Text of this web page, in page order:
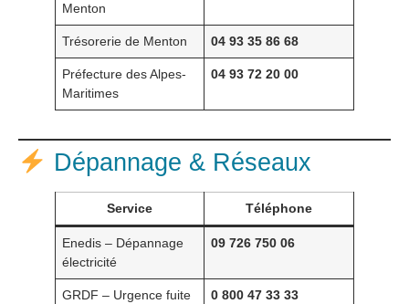
Menton
Trésorerie de Menton 04 93 35 86 68
Préfecture des Alpes-
Maritimes
04 93 72 20 00
Dépannage & Réseaux
Service Téléphone
Enedis – Dépannage
électricité
09 726 750 06
GRDF – Urgence fuite
0 800 47 33 33